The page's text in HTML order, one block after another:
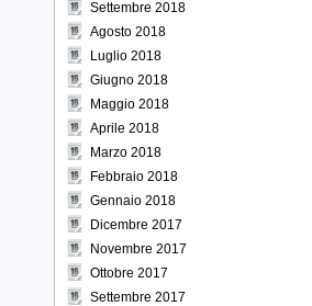
Settembre 2018
Agosto 2018
Luglio 2018
Giugno 2018
Maggio 2018
Aprile 2018
Marzo 2018
Febbraio 2018
Gennaio 2018
Dicembre 2017
Novembre 2017
Ottobre 2017
Settembre 2017